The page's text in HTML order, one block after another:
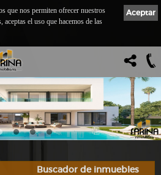
Buscador de inmuebles
Aceptar
que nos permiten ofrecer nuestros
el uso que hacemos de las